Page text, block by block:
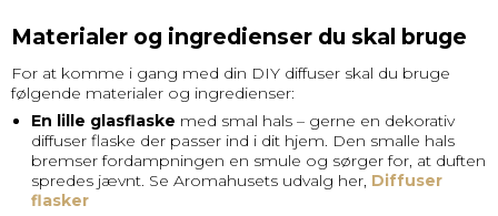
Materialer og ingredienser du skal bruge
For at komme i gang med din DIY diffuser skal du bruge
følgende materialer og ingredienser:
En lille glasflaske med smal hals – gerne en dekorativ
diffuser flaske der passer ind i dit hjem. Den smalle hals
bremser fordampningen en smule og sørger for, at duften
spredes jævnt. Se Aromahusets udvalg her, Diffuser
flasker